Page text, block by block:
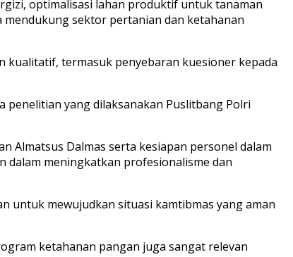
optimalisasi lahan produktif untuk tanaman
sektor pertanian dan ketahanan
kualitatif, termasuk penyebaran kuesioner kepada
penelitian yang dilaksanakan Puslitbang Polri
Almatsus Dalmas serta kesiapan personel dalam
dalam meningkatkan profesionalisme dan
untuk mewujudkan situasi kamtibmas yang aman
ketahanan pangan juga sangat relevan